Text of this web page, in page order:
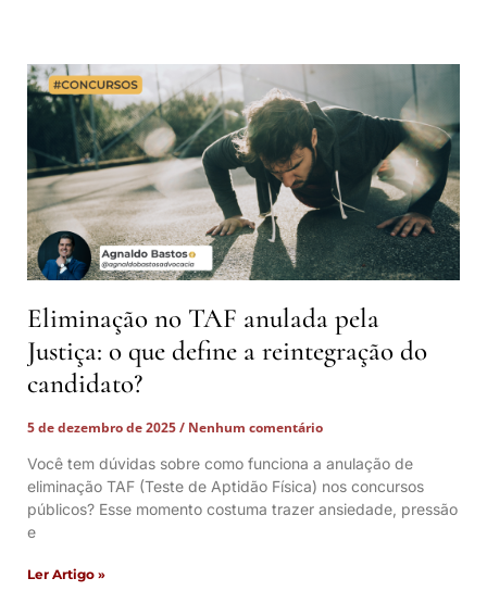
Eliminação no TAF anulada pela
Justiça: o que define a reintegração do
candidato?
5 de dezembro de 2025
Nenhum comentário
Você tem dúvidas sobre como funciona a anulação de
eliminação TAF (Teste de Aptidão Física) nos concursos
públicos? Esse momento costuma trazer ansiedade, pressão
e
Ler Artigo »